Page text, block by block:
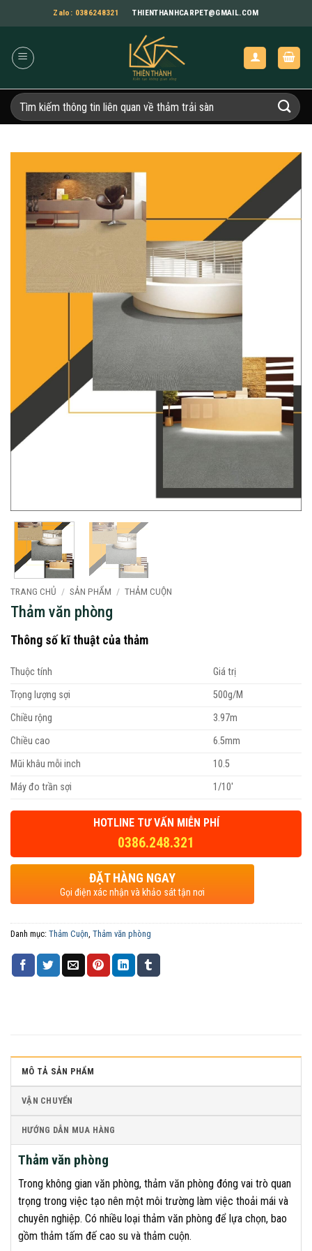
qua
dung
Zalo: 0386248321 THIENTHANHCARPET@GMAIL.COM
Tìm
kiếm:
TRANG CHỦ / SẢN PHẨM / THẢM CUỘN
Thảm văn phòng
Thông số kĩ thuật của thảm
Thuộc tính
Giá trị
Trọng lượng sợi
500g/M
Chiều rộng
3.97m
Chiều cao
6.5mm
Mũi khâu mỗi inch
10.5
Máy đo trần sợi
1/10′
HOTLINE TƯ VẤN MIỄN PHÍ
0386.248.321
ĐẶT HÀNG NGAY
Gọi điện xác nhận và khảo sát tận nơi
Danh mục: Thảm Cuộn Thảm văn phòng
MÔ TẢ SẢN PHẨM
VẬN CHUYỂN
HƯỚNG DẪN MUA HÀNG
Thảm văn phòng
Trong không gian văn phòng, thảm văn phòng đóng vai trò quan
trọng trong việc tạo nên một môi trường làm việc thoải mái và
chuyên nghiệp. Có nhiều loại thảm văn phòng để lựa chọn, bao
gồm thảm tấm đế cao su và thảm cuộn.